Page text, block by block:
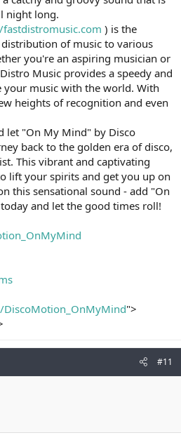
night long.
) is the
of music to various
you're an aspiring musician or
Music provides a speedy and
your music with the world. With
heights of recognition and even
let "On My Mind" by Disco
back to the golden era of disco,
This vibrant and captivating
lift your spirits and get you up on
this sensational sound - add "On
and let the good times roll!
">
#11